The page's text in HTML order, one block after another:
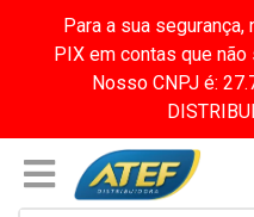
Para a sua
PIX em contas que
Nosso CNPJ é: